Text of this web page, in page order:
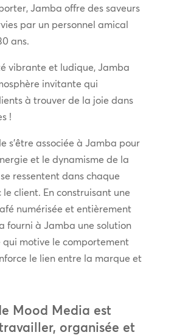
Jamba offre des saveurs
par un personnel amical
ans.
vibrante et ludique, Jamba
invitante qui
à trouver de la joie dans
!
s’être associée à Jamba pour
et le dynamisme de la
ressentent dans chaque
client. En construisant une
numérisée et entièrement
fourni à Jamba une solution
qui motive le comportement
le lien entre la marque et
Mood Media est
organisée et